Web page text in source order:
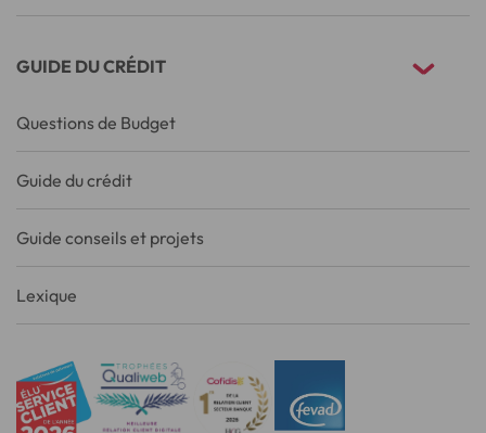
GUIDE DU CRÉDIT
Questions de Budget
Guide du crédit
Guide conseils et projets
Lexique